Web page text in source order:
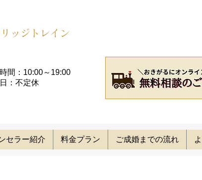
ッジトレイン
間：10:00～19:00​
：不定休
セラー紹介 料金プラン ご成婚までの流れ